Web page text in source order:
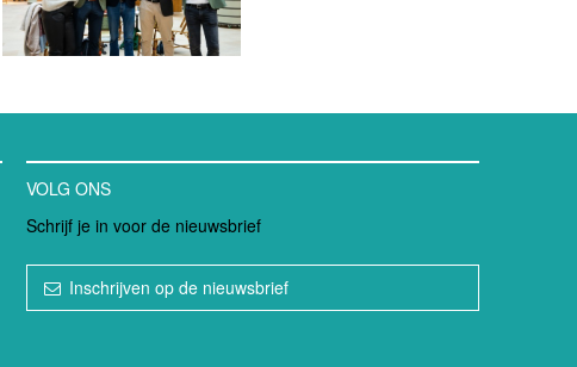
VOLG ONS
Schrijf je in voor de nieuwsbrief
Inschrijven op de nieuwsbrief